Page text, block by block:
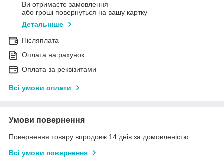
Ви отримаєте замовлення
або гроші повернуться на вашу картку
Детальніше
Післяплата
Оплата на рахунок
Оплата за реквізитами
Всі умови оплати
Умови повернення
Повернення товару впродовж 14 днів за домовленістю
Всі умови повернення